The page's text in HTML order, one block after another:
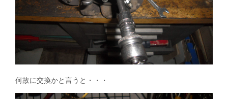
何故に交換かと言うと・・・